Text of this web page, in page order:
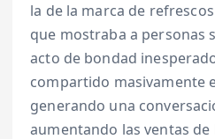
la de la marca de
que mostraba a personas
acto de bondad
compartido masivamente
generando una
aumentando las ventas de